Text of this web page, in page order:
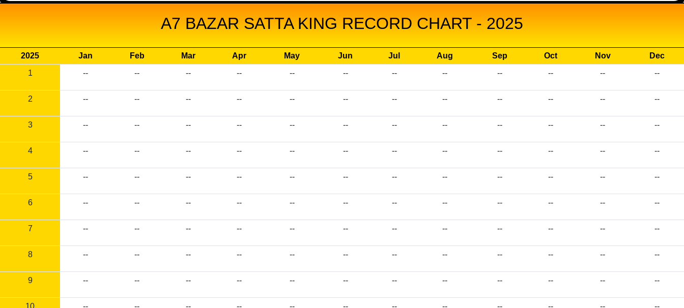
A7 BAZAR SATTA KING RECORD CHART - 2025
2025 Jan Feb Mar Apr May Jun Jul Aug Sep Oct Nov
Dec
1
-- -- -- -- -- -- -- -- -- -- -- --
2 -- -- -- -- -- -- -- -- -- -- -- --
3 -- -- -- -- -- -- -- -- -- -- -- --
4 -- -- -- -- -- -- -- -- -- -- -- --
5 -- -- -- -- -- -- -- -- -- -- -- --
6 -- -- -- -- -- -- -- -- -- -- -- --
7 -- -- -- -- -- -- -- -- -- -- -- --
8 -- -- -- -- -- -- -- -- -- -- -- --
9 -- -- -- -- -- -- -- -- -- -- -- --